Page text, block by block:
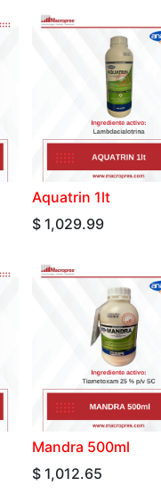
Aquatrin 1lt
$ 1,029.99
Mandra 500ml
$ 1,012.65